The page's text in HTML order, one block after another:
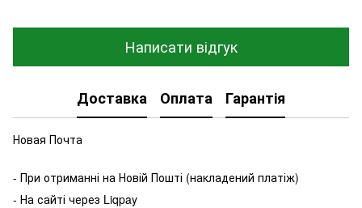
Написати відгук
Доставка Оплата Гарантія
Новая Почта
- При отриманні на Новій Пошті (накладений платіж)
- На сайті через Liqpay